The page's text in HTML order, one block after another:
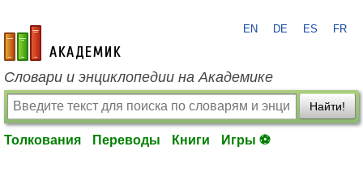
academic.ru
EN DE ES FR
Словари и энциклопедии на Академике
Найти!
Толкования Переводы Книги Игры ⚽